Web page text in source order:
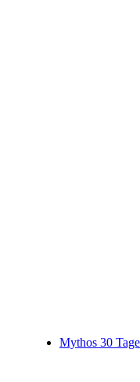
Mythos 30